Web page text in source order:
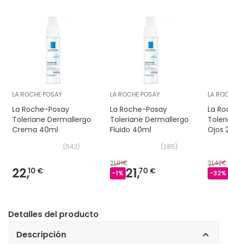
LA ROCHE POSAY
La Roche-Posay
Toleriane Dermallergo
Crema 40ml
(542)
22,10 €
LA ROCHE POSAY
La Roche-Posay
Toleriane Dermallergo
Fluido 40ml
(285)
21,91€
-1% 21,70 €
LA
La
Ojos
31,42€
-32%
Detalles del producto
Descripción